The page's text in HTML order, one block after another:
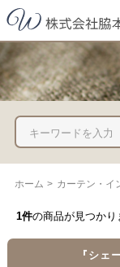
ホーム > カーテン・イ
1件の商品が見つかり
『シェ